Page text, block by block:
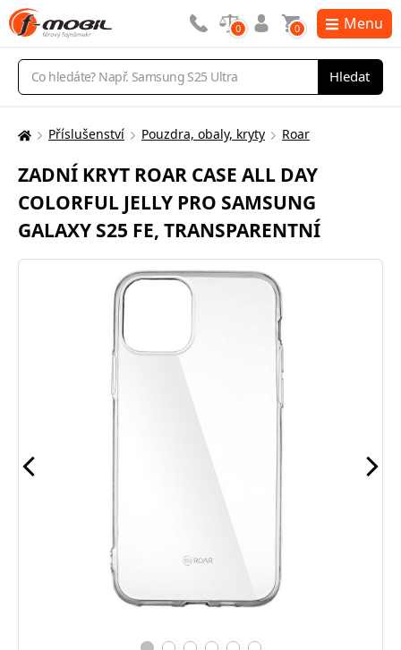
Vyhledávání
Hledat
0 0 Menu
Zde
nacházíte:
Příslušenství Pouzdra, obaly, kryty Roar
ZADNÍ KRYT ROAR CASE ALL DAY
COLORFUL JELLY PRO SAMSUNG
GALAXY S25 FE, TRANSPARENTNÍ